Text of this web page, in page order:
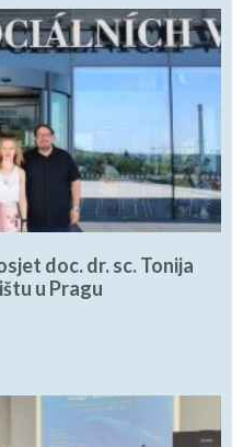
doc. dr. sc. Tonija
u Pragu